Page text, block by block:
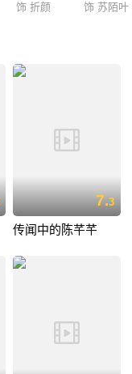
饰 折颜 饰 苏陌叶
7.3
传闻中的陈芊芊